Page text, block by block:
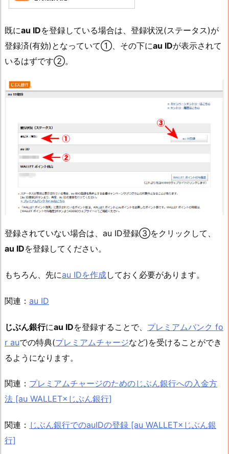
既にau IDを登録している場合は、登録状況(ステータス)が
登録済(有効)となっていて①、その下にau IDが表示されて
いるはずです②。
登録されていない場合は、au ID登録③をクリックして、
au IDを登録してください。
もちろん、先にau IDを作成しておく必要があります。
関連： au ID
じぶん銀行にau IDを登録することで、 プレミアムバンク fo
r auでの特典(プレミアムチャージなど)を受けることができ
るようになります。
関連： プレミアムチャージのためのじぶん銀行への入金方
法 [au WALLET×じぶん銀行]
関連： じぶん銀行でのauIDの登録 [au WALLET×じぶん銀
行]